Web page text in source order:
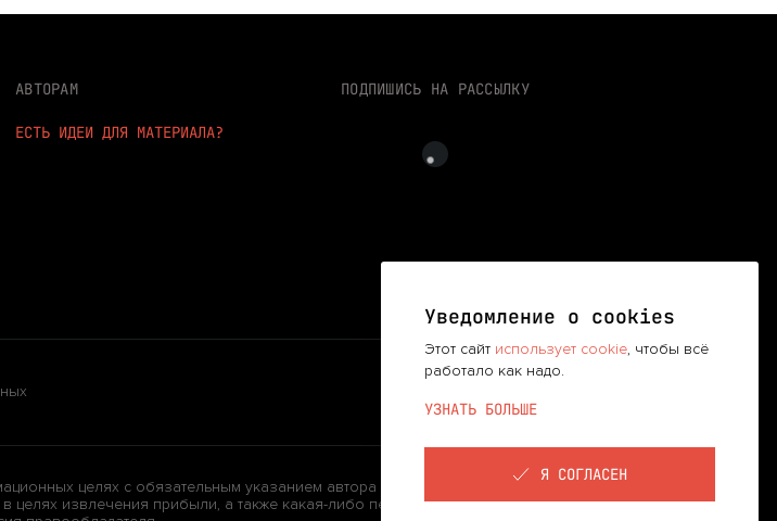
АВТОРАМ
ЕСТЬ ИДЕИ ДЛЯ МАТЕРИАЛА?
ПОДПИШИСЬ НА РАССЫЛКУ
целях с обязательным указанием автора материала и следующей информации: «©
извлечения прибыли, а также какая-либо переработка (в том числе внесение в них
Уведомление о cookies
Этот сайт использует cookie, чтобы всё
работало как надо.
УЗНАТЬ БОЛЬШЕ
Я СОГЛАСЕН